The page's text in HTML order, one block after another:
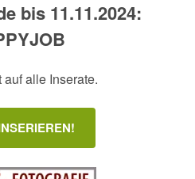
bis 11.11.2024:
auf alle Inserate.